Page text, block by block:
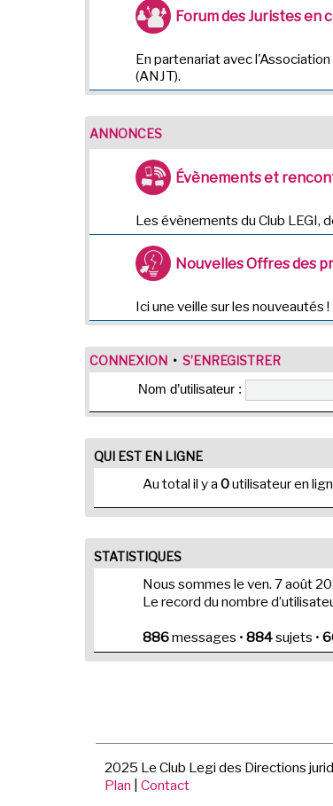
Forum des Juristes
En partenariat avec
(ANJT).
ANNONCES
Évènements et
Les évènements du Club LEGI,
Nouvelles Offres des
Ici une veille sur les nouveautés !
CONNEXION • S’ENREGISTRER
Nom d’utilisateur :
QUI EST EN LIGNE
Au total il y a 0utilisateur en
STATISTIQUES
Nous sommes le ven. 7 août
Le record du nombre
886messages • 884sujets •
2025 Le Club Legi des Directions
Plan
Contact